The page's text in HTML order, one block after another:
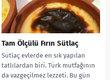
Tam Ölçülü Fırın Sütlaç
Sütlaç evlerde en sık yapılan
tatlılardan biri. Türk mutfağının
da vazgeçilmez lezzeti. Bu gün